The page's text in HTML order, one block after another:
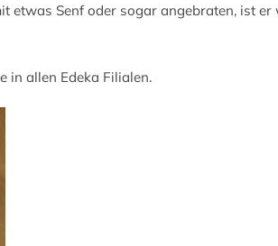
etwas Senf oder sogar angebraten, ist
in allen Edeka Filialen.